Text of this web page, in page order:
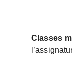
Classes